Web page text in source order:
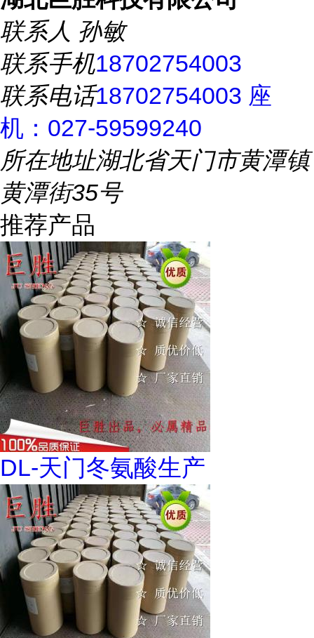
联系人 孙敏
联系手机18702754003
联系电话18702754003 座
机：027-59599240
所在地址湖北省天门市黄潭镇
黄潭街35号
推荐产品
DL-天门冬氨酸生产